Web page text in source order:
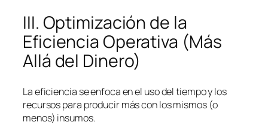
III. Optimización de la
Eficiencia Operativa (Más
Allá del Dinero)
La eficiencia se enfoca en el uso del tiempo y los
recursos para producir más con los mismos (o
menos) insumos.